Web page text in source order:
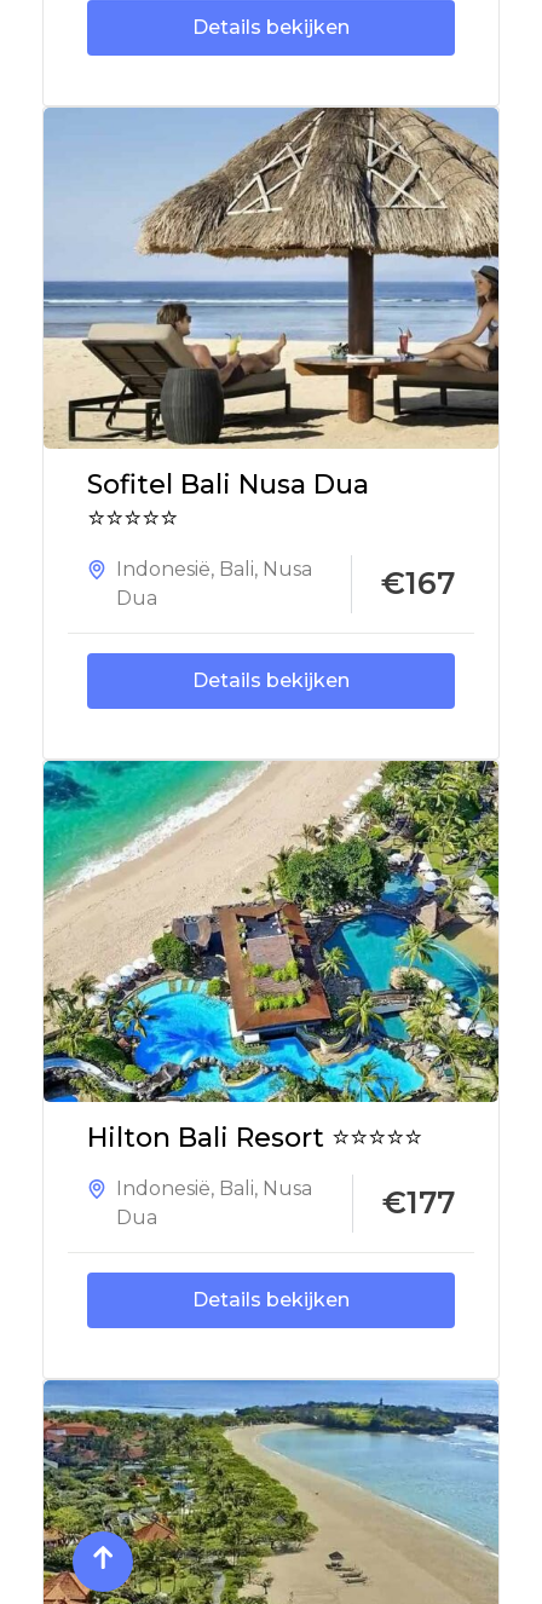
Details bekijken
Sofitel Bali Nusa Dua
⭐⭐⭐⭐⭐
Indonesië, Bali, Nusa
Dua
€167
Details bekijken
Hilton Bali Resort ⭐⭐⭐⭐⭐
Indonesië, Bali, Nusa
Dua
€177
Details bekijken